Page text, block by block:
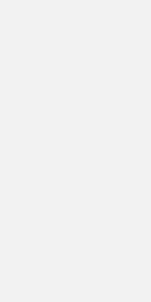
名やお客
開されて
り、異な
開されて
当社商品
る取扱説